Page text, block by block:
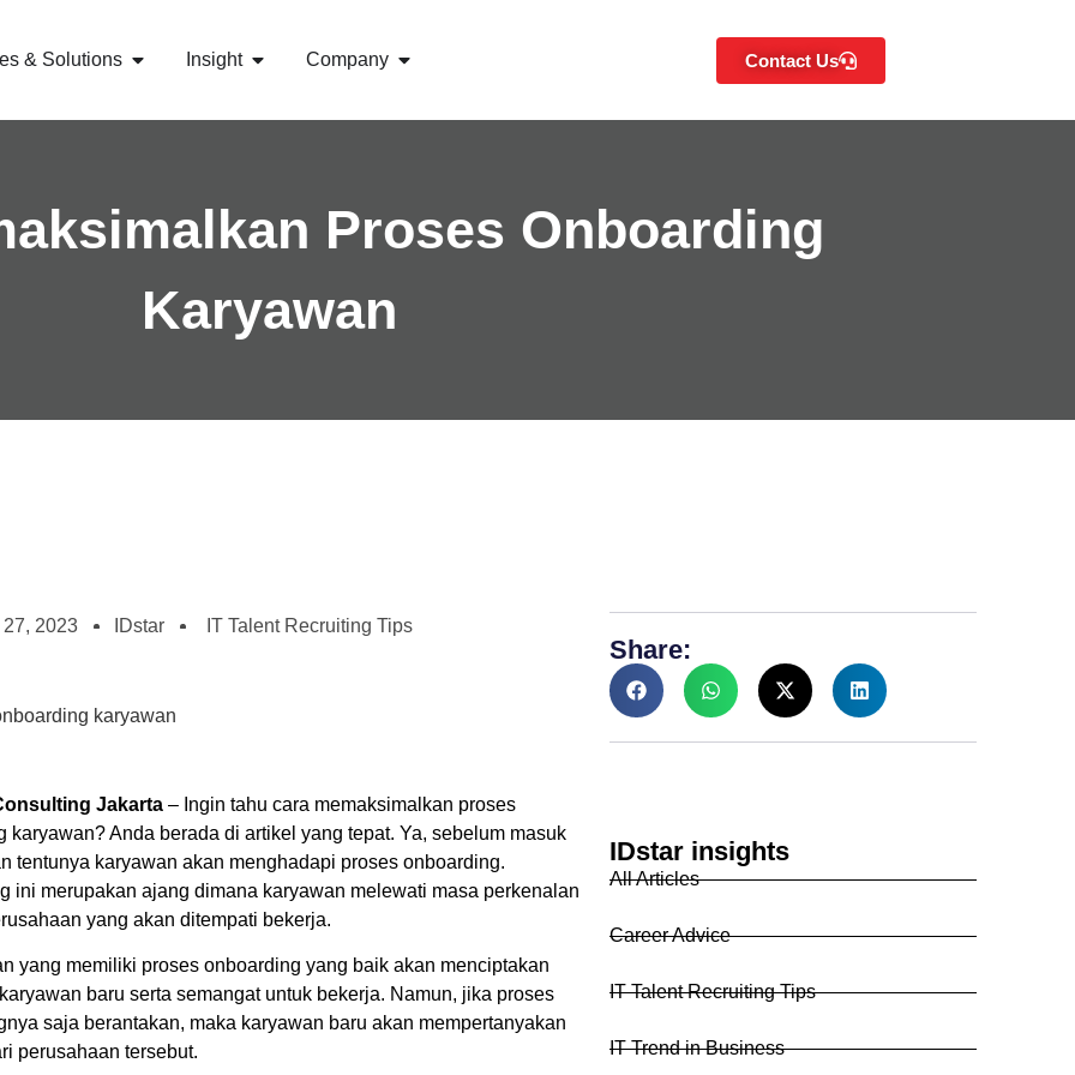
& Solutions Insight Company Contact Us
Proses Onboarding
Karyawan
2023 IDstar IT Talent Recruiting Tips
Jakarta – Ingin tahu cara memaksimalkan proses
karyawan? Anda berada di artikel yang tepat. Ya, sebelum masuk
tentunya karyawan akan menghadapi proses onboarding.
ini merupakan ajang dimana karyawan melewati masa perkenalan
yang akan ditempati bekerja.
yang memiliki proses onboarding yang baik akan menciptakan
baru serta semangat untuk bekerja. Namun, jika proses
saja berantakan, maka karyawan baru akan mempertanyakan
perusahaan tersebut.
Share:
IDstar insights
All Articles
Career Advice
IT Talent Recruiting Tips
IT Trend in Business